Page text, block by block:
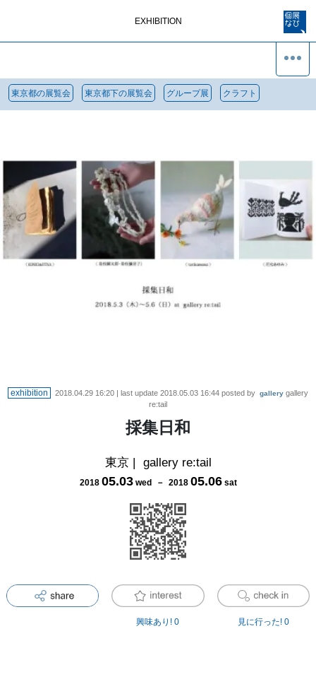
EXHIBITION
東京都の展覧会 東京都下の展覧会 グループ展 クラフト
exhibition 2018.04.29 16:20 | last update 2018.05.03 16:44 posted by gallery gallery
re:tail
採集日和
東京| gallery re:tail
2018 05.03 wed－ 2018 05.06 sat
興味あり! 0 見に行った! 0